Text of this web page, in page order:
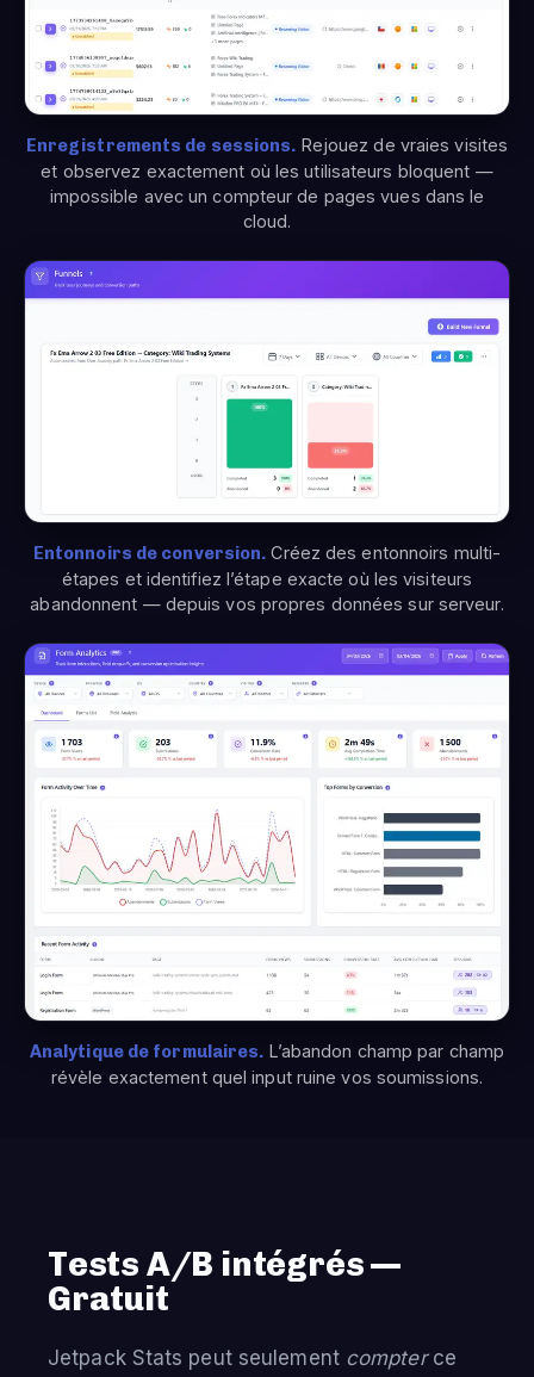
Enregistrements de sessions. Rejouez de vraies visites
et observez exactement où les utilisateurs bloquent —
impossible avec un compteur de pages vues dans le
cloud.
Entonnoirs de conversion. Créez des entonnoirs multi-
étapes et identifiez l’étape exacte où les visiteurs
abandonnent — depuis vos propres données sur serveur.
Analytique de formulaires. L’abandon champ par champ
révèle exactement quel input ruine vos soumissions.
Tests A/B intégrés —
Gratuit
Jetpack Stats peut seulement compterce